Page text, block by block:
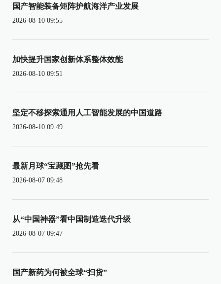
国产智能装备矩阵护航海洋产业发展
2026-08-10 09:55
加快提升国家创新体系整体效能
2026-08-10 09:51
坚定不移探索通用人工智能发展的中国道路
2026-08-10 09:49
最新月球“宝藏图”抢先看
2026-08-07 09:48
从“中国神器”看中国制造迭代升级
2026-08-07 09:47
国产新药为何被全球“扫货”